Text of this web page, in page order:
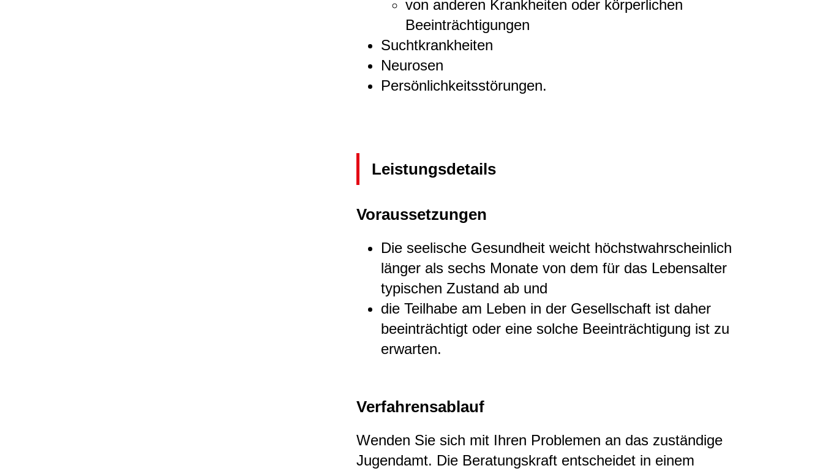
von anderen Krankheiten oder körperlichen
Beeinträchtigungen
Suchtkrankheiten
Neurosen
Persönlichkeitsstörungen.
Leistungsdetails
Voraussetzungen
Die seelische Gesundheit weicht höchstwahrscheinlich
länger als sechs Monate von dem für das Lebensalter
typischen Zustand ab und
die Teilhabe am Leben in der Gesellschaft ist daher
beeinträchtigt oder eine solche Beeinträchtigung ist zu
erwarten.
Verfahrensablauf
Wenden Sie sich mit Ihren Problemen an das zuständige
Jugendamt. Die Beratungskraft entscheidet in einem